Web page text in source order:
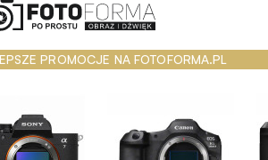
PROMOCJE NA FOTOFORMA.PL